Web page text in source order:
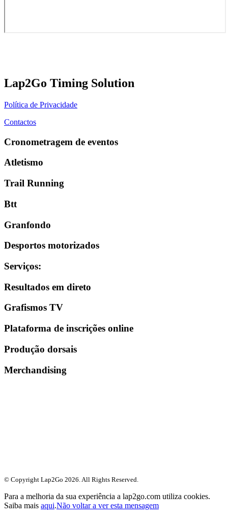
Lap2Go Timing Solution
Política de Privacidade
Contactos
Cronometragem de eventos
Atletismo
Trail Running
Btt
Granfondo
Desportos motorizados
Serviços:
Resultados em direto
Grafismos TV
Plataforma de inscrições online
Produção dorsais
Merchandising
© Copyright Lap2Go 2026. All Rights Reserved.
Para a melhoria da sua experiência a lap2go.com utiliza cookies.
Saiba mais aqui.Não voltar a ver esta mensagem